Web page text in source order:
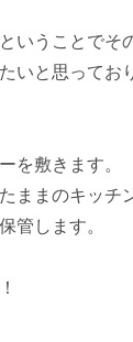
いうことでそ
いと思ってお
を敷きます。
ままのキッチ
管します。